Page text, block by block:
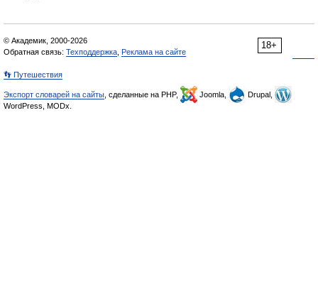
18+
© Академик, 2000-2026
Обратная связь: Техподдержка Реклама на сайте
👣 Путешествия
Экспорт словарей на сайты , сделанные на PHP, Joomla,
Drupal,
WordPress, MODx.